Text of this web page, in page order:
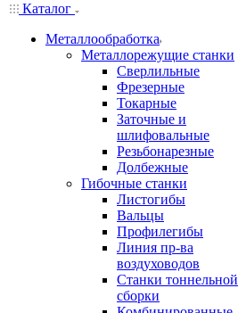
Каталог
Металлообработка
Металлорежущие станки
Сверлильные
Фрезерные
Токарные
Заточные и
шлифовальные
Резьбонарезные
Долбежные
Гибочные станки
Листогибы
Вальцы
Профилегибы
Линия пр-ва
воздуховодов
Станки тоннельной
сборки